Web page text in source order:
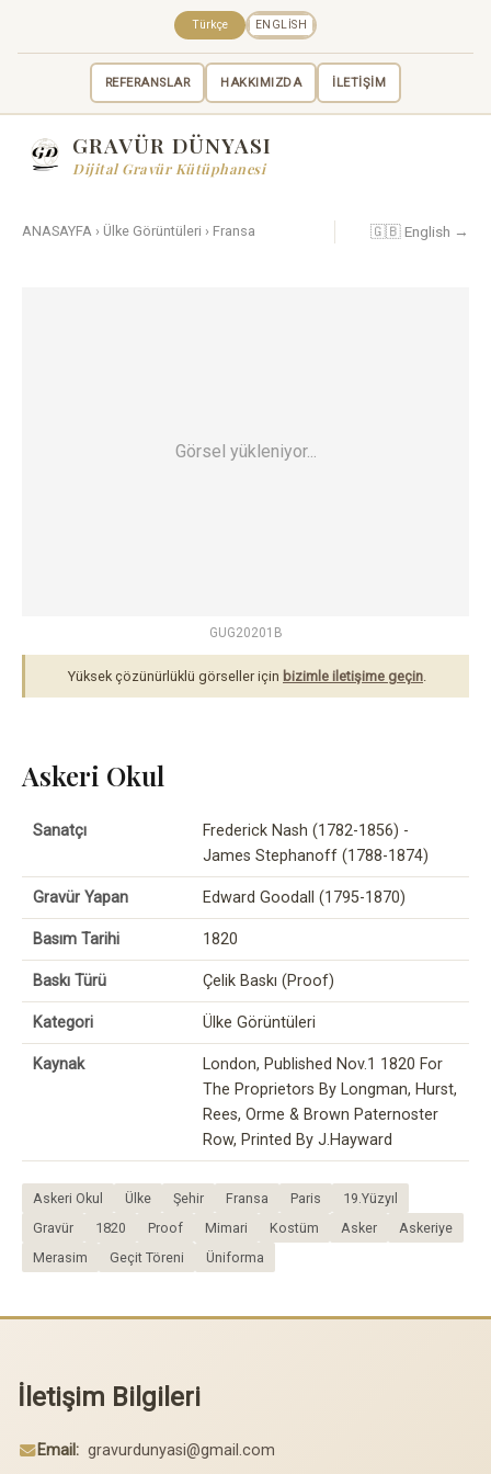
REFERANSLAR HAKKIMIZDA İLETİŞİM
Türkçe ENGLISH
GRAVÜR DÜNYASI
Dijital Gravür Kütüphanesi
ANASAYFA › Ülke Görüntüleri › Fransa 🇬🇧 English →
Görsel yükleniyor...
GUG20201B
Yüksek çözünürlüklü görseller için bizimle iletişime geçin
Askeri Okul
Sanatçı
Frederick Nash (1782-1856) -
James Stephanoff (1788-1874)
Gravür Yapan Edward Goodall (1795-1870)
Basım Tarihi 1820
Baskı Türü Çelik Baskı (Proof)
Kategori Ülke Görüntüleri
Kaynak
London, Published Nov.1 1820 For
The Proprietors By Longman, Hurst,
Rees, Orme & Brown Paternoster
Row, Printed By J.Hayward
Askeri Okul Ülke Şehir Fransa Paris
19.Yüzyıl
Gravür
1820 Proof Mimari Kostüm Asker
Askeriye
Merasim
Geçit Töreni Üniforma
İletişim Bilgileri
Email: gravurdunyasi@gmail.com